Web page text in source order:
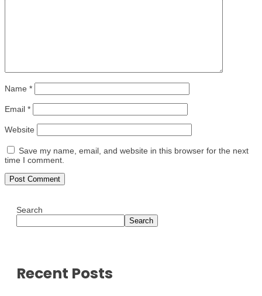
Name *
Email *
Website
Save my name, email, and website in this browser for the next
time I comment.
Search
Search
Recent Posts